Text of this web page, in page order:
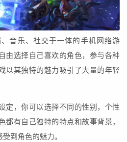
、音乐、社交于一体的手机网络游
由选择自己喜欢的角色，参与各种
以其独特的魅力吸引了大量的年轻
定，你可以选择不同的性别，个性
都有自己独特的特点和故事背景，
到角色的魅力。